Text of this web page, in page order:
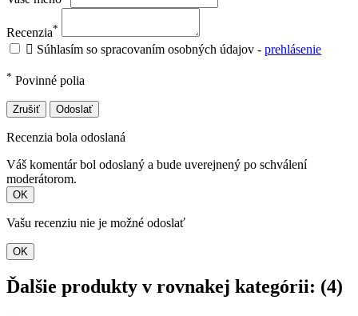
Recenzia*
 Súhlasím so spracovaním osobných údajov - prehlásenie
* Povinné polia
Zrušiť Odoslať
Recenzia bola odoslaná
Váš komentár bol odoslaný a bude uverejnený po schválení
moderátorom.
OK
Vašu recenziu nie je možné odoslať
OK
Ďalšie produkty v rovnakej kategórii: (4)